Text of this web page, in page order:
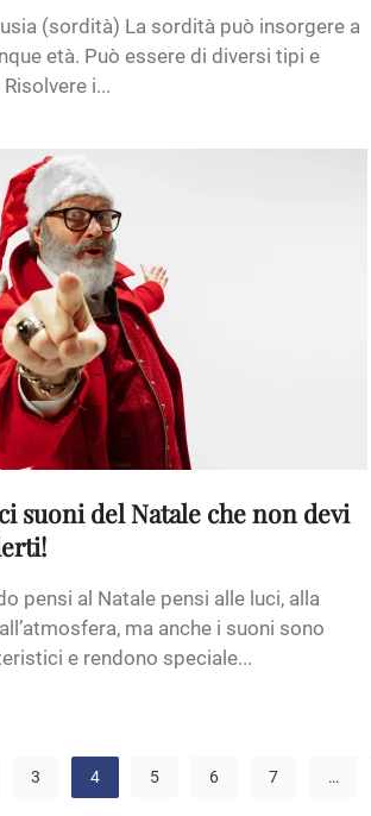
(sordità) La sordità può insorgere a
età. Può essere di diversi tipi e
i...
suoni del Natale che non devi
pensi al Natale pensi alle luci, alla
ma anche i suoni sono
e rendono speciale...
3 4 5 6 7 …